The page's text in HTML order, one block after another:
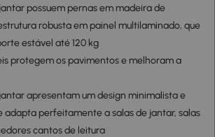
possuem pernas em madeira de
robusta em painel multilaminado, que
estável até 120 kg
protegem os pavimentos e melhoram a
apresentam um design minimalista e
adapta perfeitamente a salas de jantar, salas
cantos de leitura